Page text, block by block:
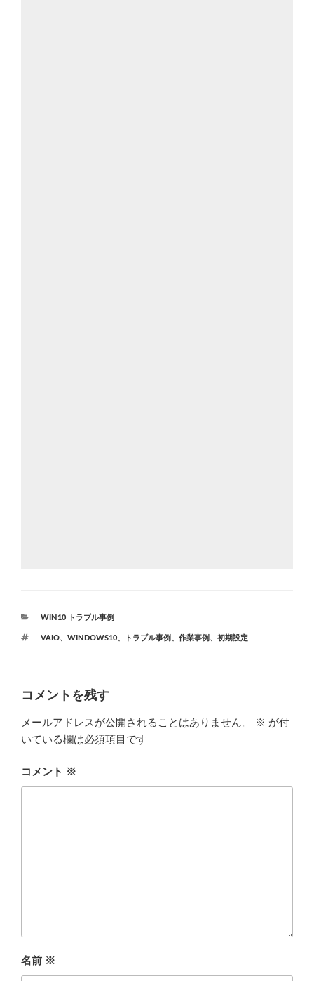
カ
ゴ
WIN10 トラブル事例
タ
VAIO、 WINDOWS10、 トラブル事例 、 作業事例 、 初期設定
コメントを残す
メールアドレスが公開されることはありません。 ※ が付
いている欄は必須項目です
コメント ※
名前 ※